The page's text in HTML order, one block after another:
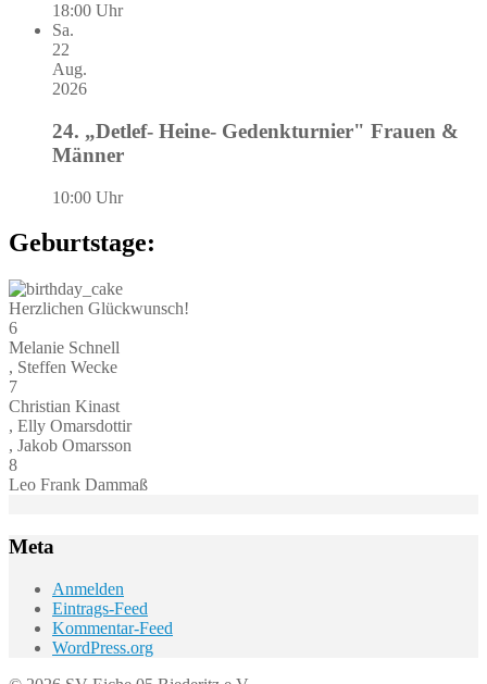
18:00 Uhr
Sa.
22
Aug.
2026
24. „Detlef- Heine- Gedenkturnier" Frauen &
Männer
10:00 Uhr
Geburtstage:
Herzlichen Glückwunsch!
6
Melanie Schnell
, Steffen Wecke
7
Christian Kinast
, Elly Omarsdottir
, Jakob Omarsson
8
Leo Frank Dammaß
Meta
Anmelden
Eintrags-Feed
Kommentar-Feed
WordPress.org